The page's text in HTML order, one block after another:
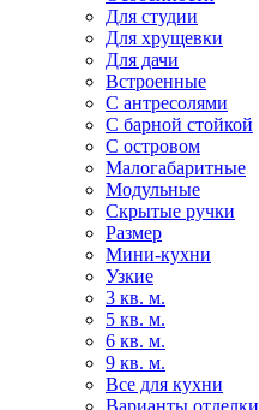
Для студии
Для хрущевки
Для дачи
Встроенные
С антресолями
С барной стойкой
С островом
Малогабаритные
Модульные
Скрытые ручки
Размер
Мини-кухни
Узкие
3 кв. м.
5 кв. м.
6 кв. м.
9 кв. м.
Все для кухни
Варианты отделки